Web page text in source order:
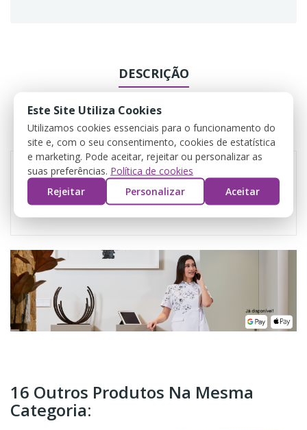
DESCRIÇÃO
DADOS DO PRODUTO
COMENTÁRIOS
16 Outros Produtos Na Mesma
Categoria:
Este Site Utiliza Cookies
Utilizamos cookies essenciais para o funcionamento do
site e, com o seu consentimento, cookies de estatística
e marketing. Pode aceitar, rejeitar ou personalizar as
suas preferências. Política de cookies
Rejeitar
Personalizar Aceitar